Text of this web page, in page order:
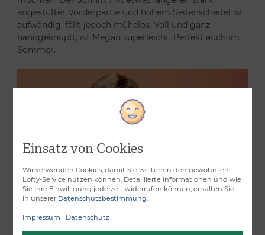
angestufter Vorderpartie und hohem Seitenscheitel ist
aufwändig, fällt jedoch mühelos. Voll und ganz
handgeknüpft, ist Megan superleicht. Perfekt auch im
Sommer.
Einsatz von Cookies
Wir verwenden Cookies, damit Sie weiterhin den gewohnten
Lofty-Service nutzen können. Detaillierte Informationen und wie
Sie Ihre Einwilligung jederzeit widerrufen können, erhalten Sie
in unserer Datenschutzbestimmung.
Impressum | Datenschutz